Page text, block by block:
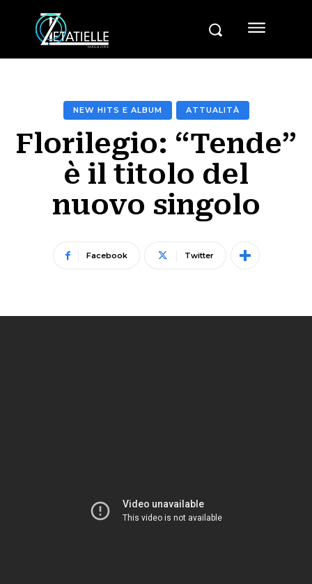
NEW HITS E ALBUM ATTUALITÀ
Florilegio: “Tende”
è il titolo del
nuovo singolo
Facebook Twitter